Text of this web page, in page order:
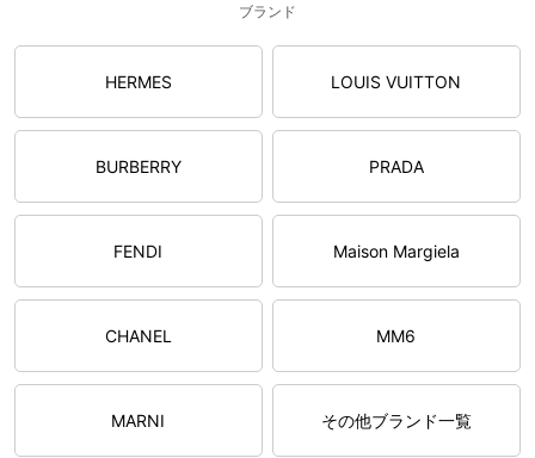
ブランド
HERMES LOUIS VUITTON
BURBERRY PRADA
FENDI Maison Margiela
CHANEL MM6
MARNI その他ブランド一覧